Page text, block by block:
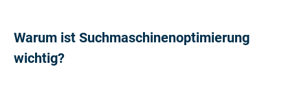
Warum ist Suchmaschinenoptimierung
wichtig?